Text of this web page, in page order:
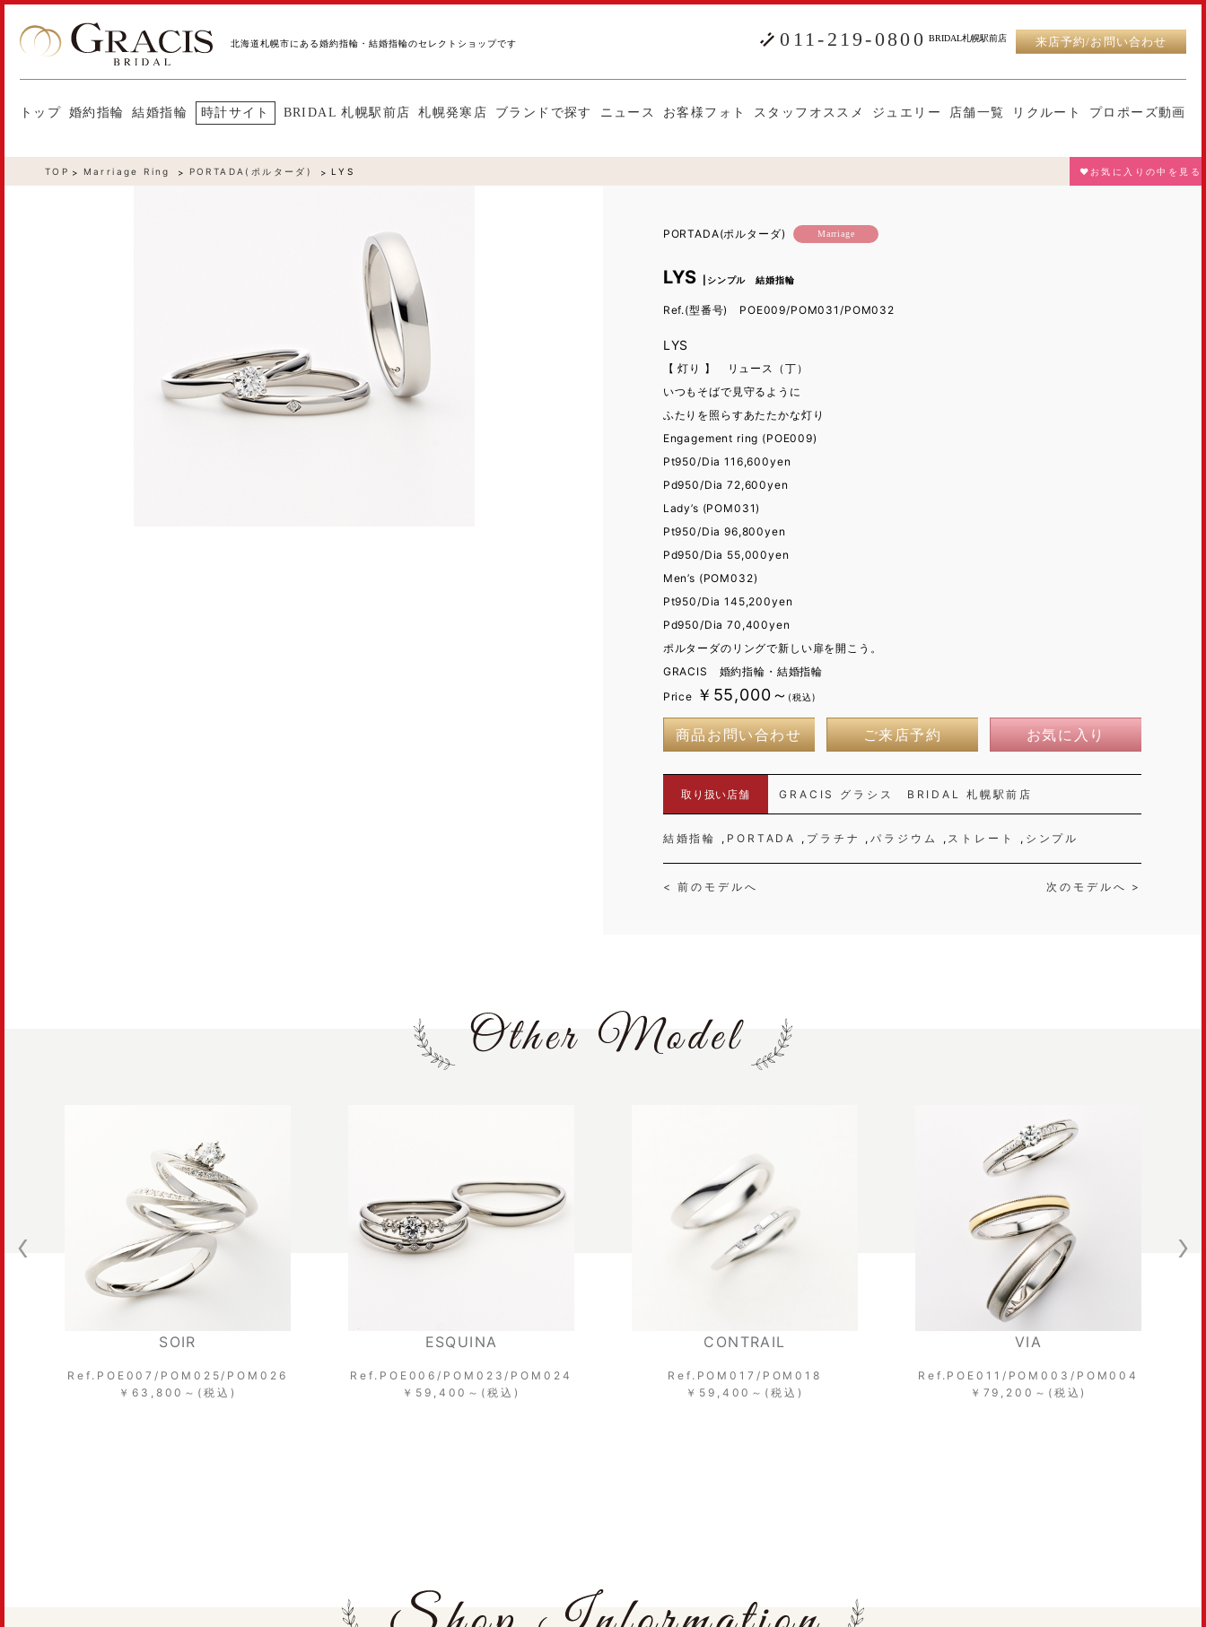
北海道札幌市にある婚約指輪・結婚指輪のセレクトショップです 011-219-0800 BRIDAL札幌駅前店 来店予約/お問い合わせ
トップ 婚約指輪 結婚指輪 時計サイト BRIDAL 札幌駅前店 札幌発寒店 ブランドで探す ニュース お客様フォト スタッフオススメ ジュエリー 店舗一覧 リクルート プロポーズ動画
TOP Marriage Ring PORTADA(ポルターダ) LYS ♥お気に入りの中を見る
PORTADA(ポルターダ) Marriage
LYS |シンプル 結婚指輪
Ref.(型番号) POE009/POM031/POM032
LYS
【 灯り 】 リュース（丁）
いつもそばで見守るように
ふたりを照らすあたたかな灯り
Engagement ring (POE009)
Pt950/Dia 116,600yen
Pd950/Dia 72,600yen
Lady’s (POM031)
Pt950/Dia 96,800yen
Pd950/Dia 55,000yen
Men’s (POM032)
Pt950/Dia 145,200yen
Pd950/Dia 70,400yen
ポルターダのリングで新しい扉を開こう。
GRACIS 婚約指輪・結婚指輪
Price ￥55,000～ (税込)
商品お問い合わせ ご来店予約 お気に入り
取り扱い店舗 GRACIS グラシス BRIDAL 札幌駅前店
結婚指輪 PORTADA プラチナ パラジウム ストレート シンプル
< 前のモデルへ 次のモデルへ >
Ref.POE006/POM023/POM024
￥59,400～(税込)
CONTRAIL
Ref.POM017/POM018
￥59,400～(税込)
Ref.POE011/POM003/POM004
￥79,200～(税込)
Ref.POE011/POM003/POM004
￥68,200～(税込)